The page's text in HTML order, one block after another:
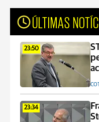
ÚLTIMAS
23:50
23:34